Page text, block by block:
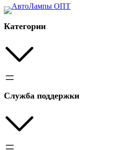
Категории
Служба поддержки